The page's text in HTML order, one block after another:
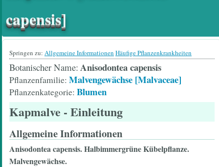
capensis]
Springen zu: Allgemeine Informationen Häufige Pflanzenkrankheiten
Botanischer Name Anisodontea capensis
Pflanzenfamilie Malvengewächse [Malvaceae]
Pflanzenkategorie Blumen
Kapmalve - Einleitung
Allgemeine Informationen
Anisodontea capensis.Halbimmergrüne Kübelpflanze.
Malvengewächse.